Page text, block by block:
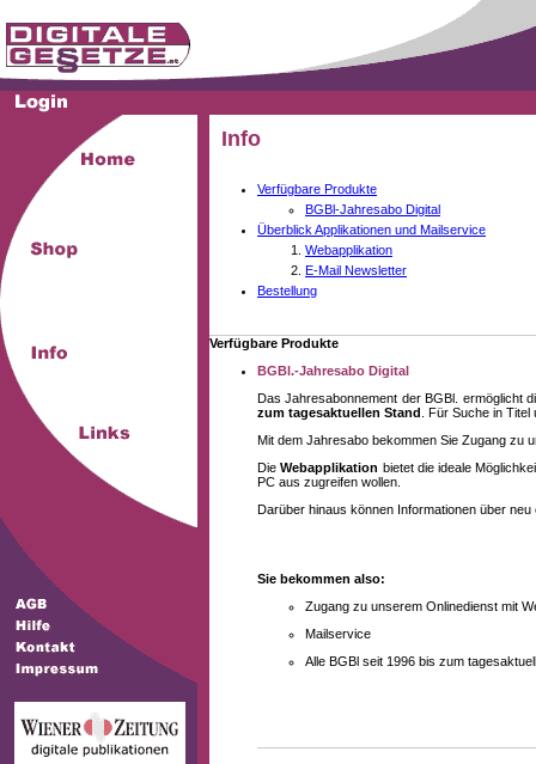
Info
Verfügbare Produkte
BGBl-Jahresabo Digital
Überblick Applikationen und Mailservice
Webapplikation
E-Mail Newsletter
Bestellung
Verfügbare Produkte
BGBl.-Jahresabo Digital
Das Jahresabonnement der BGBl. ermöglicht
zum tagesaktuellen Stand . Für Suche in
Mit dem Jahresabo bekommen Sie Zugang zu
DieWebapplikation bietet die ideale
PC aus zugreifen wollen.
Darüber hinaus können Informationen über
Sie bekommen also:
Zugang zu unserem Onlinedienst mit
Mailservice
Alle BGBl seit 1996 bis zum